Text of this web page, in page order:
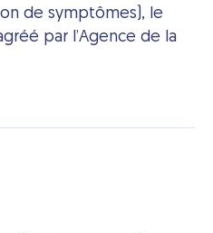
de symptômes), le
par l’Agence de la